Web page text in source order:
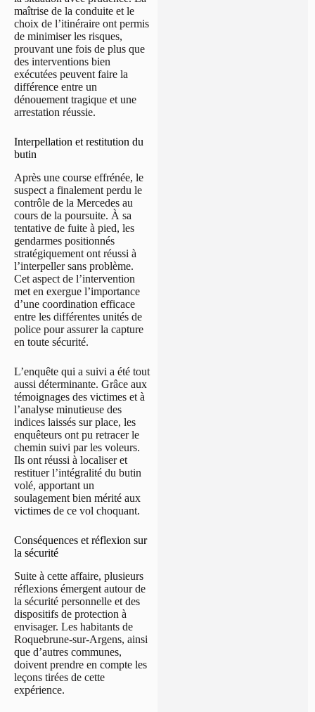
maîtrise de la conduite et le
choix de l’itinéraire ont permis
de minimiser les risques,
prouvant une fois de plus que
des interventions bien
exécutées peuvent faire la
différence entre un
dénouement tragique et une
arrestation réussie.
Interpellation et restitution du
butin
Après une course effrénée, le
suspect a finalement perdu le
contrôle de la Mercedes au
cours de la poursuite. À sa
tentative de fuite à pied, les
gendarmes positionnés
stratégiquement ont réussi à
l’interpeller sans problème.
Cet aspect de l’intervention
met en exergue l’importance
d’une coordination efficace
entre les différentes unités de
police pour assurer la capture
en toute sécurité.
L’enquête qui a suivi a été tout
aussi déterminante. Grâce aux
témoignages des victimes et à
l’analyse minutieuse des
indices laissés sur place, les
enquêteurs ont pu retracer le
chemin suivi par les voleurs.
Ils ont réussi à localiser et
restituer l’intégralité du butin
volé, apportant un
soulagement bien mérité aux
victimes de ce vol choquant.
Conséquences et réflexion sur
la sécurité
Suite à cette affaire, plusieurs
réflexions émergent autour de
la sécurité personnelle et des
dispositifs de protection à
envisager. Les habitants de
Roquebrune-sur-Argens, ainsi
que d’autres communes,
doivent prendre en compte les
leçons tirées de cette
expérience.